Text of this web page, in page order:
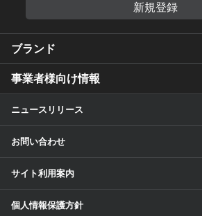
新規登録
ブランド
事業者様向け情報
ニュースリリース
お問い合わせ
サイト利用案内
個人情報保護方針